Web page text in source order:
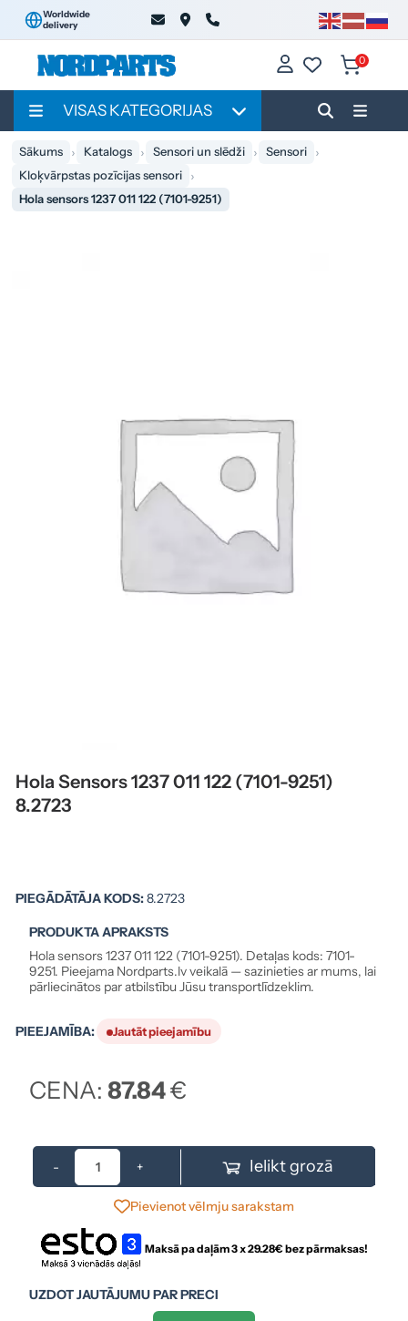
Worldwide
delivery
0
VISAS KATEGORIJAS
Sākums Katalogs Sensori un slēdži
Sensori
Kloķvārpstas pozīcijas sensori
Hola sensors 1237 011 122 (7101-9251)
Hola Sensors 1237 011 122 (7101-9251)
8.2723
PIEGĀDĀTĀJA KODS:8.2723
PRODUKTA APRAKSTS
Hola sensors 1237 011 122 (7101-9251). Detaļas kods: 7101-
9251. Pieejama Nordparts.lv veikalā — sazinieties ar mums, lai
pārliecinātos par atbilstību Jūsu transportlīdzeklim.
PIEEJAMĪBA: Jautāt pieejamību
CENA:87.84€
- + Ielikt grozā
Pievienot vēlmju sarakstam
Maksā pa daļām 3 x29.28€ bez pārmaksas!
UZDOT JAUTĀJUMU PAR PRECI